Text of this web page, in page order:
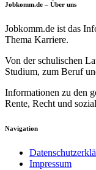
Jobkomm.de – Über uns
Jobkomm.de ist das
Thema Karriere.
Von der schulischen
Studium, zum Beruf
Informationen zu den
Rente, Recht und
Navigation
Impressum